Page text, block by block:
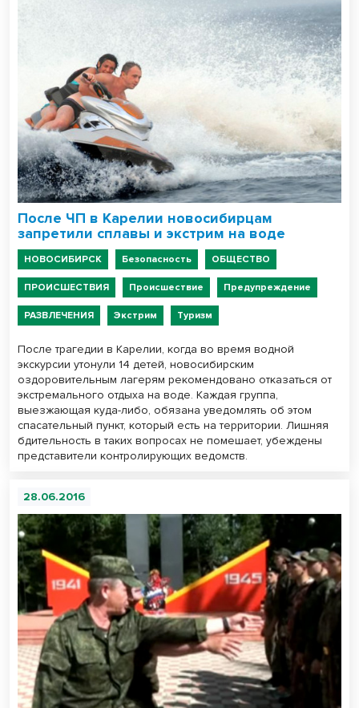
После ЧП в Карелии новосибирцам
запретили сплавы и экстрим на воде
НОВОСИБИРСК Безопасность ОБЩЕСТВО
ПРОИСШЕСТВИЯ Происшествие Предупреждение
РАЗВЛЕЧЕНИЯ Экстрим Туризм
После трагедии в Карелии, когда во время водной
экскурсии утонули 14 детей, новосибирским
оздоровительным лагерям рекомендовано отказаться от
экстремального отдыха на воде. Каждая группа,
выезжающая куда-либо, обязана уведомлять об этом
спасательный пункт, который есть на территории. Лишняя
бдительность в таких вопросах не помешает, убеждены
представители контролирующих ведомств.
28.06.2016